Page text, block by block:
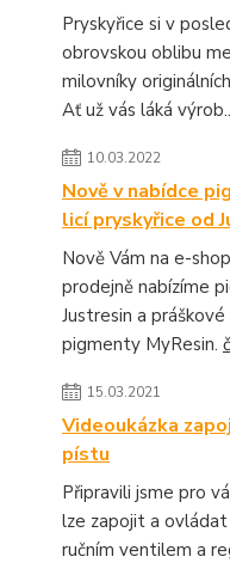
Pryskyřice si v
obrovskou oblibu
milovníky
Ať už vás láká
10.03.2022
Nově v nabídce
licí pryskyřice od
Nově Vám na e-
prodejně nabízíme
Justresin a
pigmenty MyResin.
15.03.2021
Videoukázka
pístu
Připravili jsme pro
lze zapojit a
ručním ventilem a